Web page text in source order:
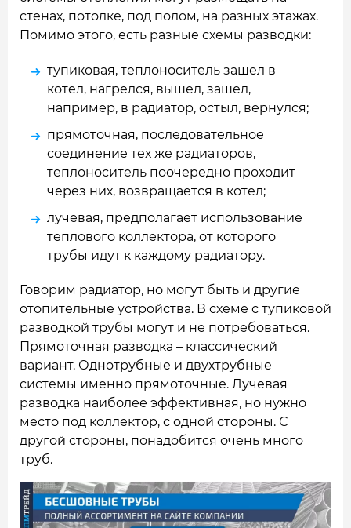
стенах, потолке, под полом, на разных этажах.
Помимо этого, есть разные схемы разводки:
тупиковая, теплоноситель зашел в
котел, нагрелся, вышел, зашел,
например, в радиатор, остыл, вернулся;
прямоточная, последовательное
соединение тех же радиаторов,
теплоноситель поочередно проходит
через них, возвращается в котел;
лучевая, предполагает использование
теплового коллектора, от которого
трубы идут к каждому радиатору.
Говорим радиатор, но могут быть и другие
отопительные устройства. В схеме с тупиковой
разводкой трубы могут и не потребоваться.
Прямоточная разводка – классический
вариант. Однотрубные и двухтрубные
системы именно прямоточные. Лучевая
разводка наиболее эффективная, но нужно
место под коллектор, с одной стороны. С
другой стороны, понадобится очень много
труб.